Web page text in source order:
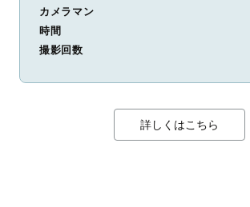
カメラマン
時間
撮影回数
詳しくはこちら